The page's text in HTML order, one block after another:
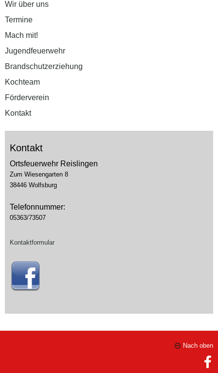
Wir über uns
Termine
Mach mit!
Jugendfeuerwehr
Brandschutzerziehung
Kochteam
Förderverein
Kontakt
Kontakt
Ortsfeuerwehr Reislingen
Zum Wiesengarten 8
38446 Wolfsburg
Telefonnummer:
05363/73507
Kontaktformular
Nach oben